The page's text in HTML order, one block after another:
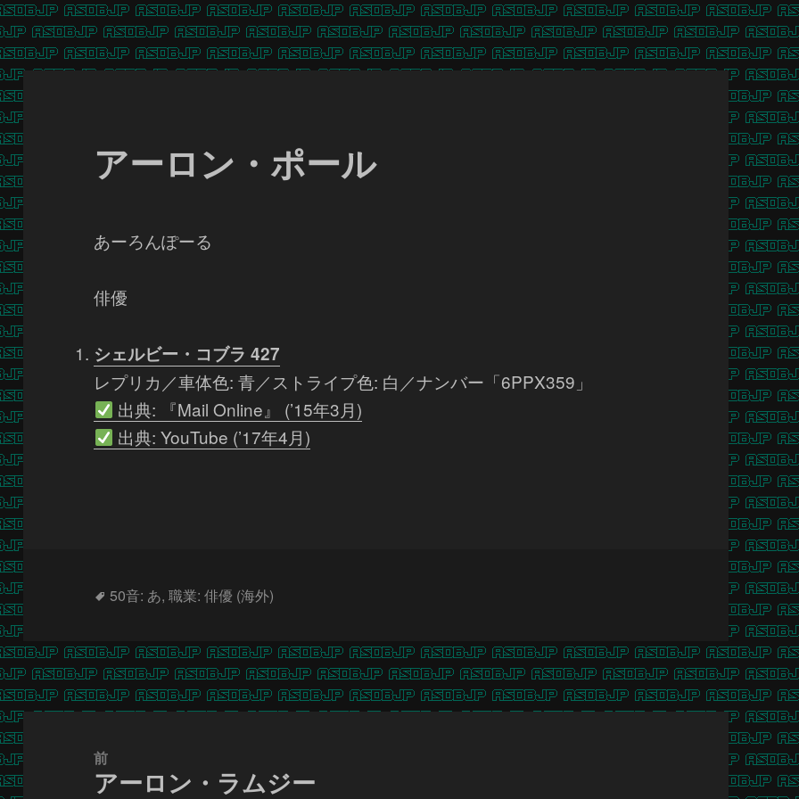
アーロン・ポール
あーろんぽーる
俳優
シェルビー・コブラ 427
レプリカ／車体色: 青／ストライプ色: 白／ナンバー「6PPX359」
出典: 『Mail Online』 (’15年3月)
出典: YouTube (’17年4月)
タ
50音: あ,職業: 俳優 (海外)
投
稿
ナ
前
前
アーロン・ラムジー